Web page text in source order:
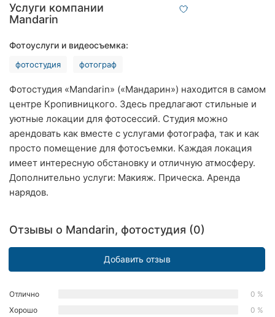
Тернополь
Ровно
Одесса
Киев
Харьков
Запорожье
Днепр
Львов
Кривой
Херсон
Услуги компании
Mandarin
Фотоуслуги и видеосъемка:
фотостудия фотограф
Фотостудия «Mandarin» («Mандарин») находится в самом
центре Кропивницкого. Здесь предлагают стильные и
уютные локации для фотосессий. Студия можно
арендовать как вместе с услугами фотографа, так и как
просто помещение для фотосъемки. Каждая локация
имеет интересную обстановку и отличную атмосферу.
Дополнительно услуги: Макияж. Прическа. Аренда
нарядов.
Отзывы о Mandarin, фотостудия (0)
Добавить отзыв
Отлично
0 %
Хорошо
0 %